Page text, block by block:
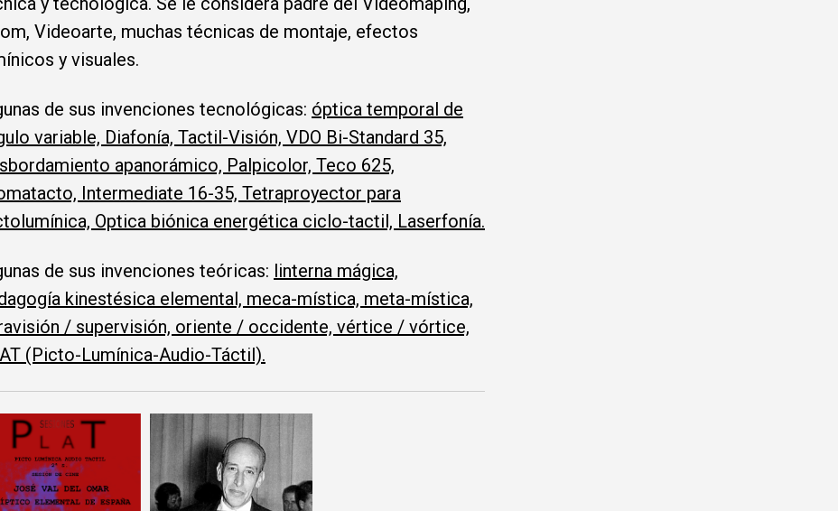
Videoarte, muchas técnicas de montaje, efectos
y visuales.
de sus invenciones tecnológicas: óptica temporal de
variable, Diafonía, Tactil-Visión, VDO Bi-Standard 35,
apanorámico, Palpicolor, Teco 625,
Intermediate 16-35, Tetraproyector para
Optica biónica energética ciclo-tactil, Laserfonía.
de sus invenciones teóricas: linterna mágica,
kinestésica elemental, meca-mística, meta-mística,
/ supervisión, oriente / occidente, vértice / vórtice,
(Picto-Lumínica-Audio-Táctil).